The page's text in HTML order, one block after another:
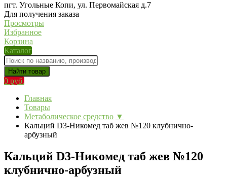
пгт. Угольные Копи, ул. Первомайская д.7
Для получения заказа
Просмотры
Избранное
Корзина
Каталог
Найти товар
0 руб.
Главная
Товары
Метаболическое средство ▼
Кальций D3-Никомед таб жев №120 клубнично-
арбузный
Кальций D3-Никомед таб жев №120
клубнично-арбузный